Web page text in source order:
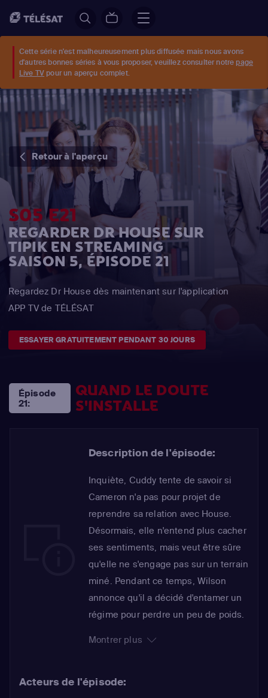
Cette série n'est malheureusement plus diffusée mais nous avons
d'autres bonnes séries à vous proposer, veuillez consulter notre page
Live TV pour un aperçu complet.
Retour à l'aperçu
S05 E21
REGARDER DR HOUSE SUR
TIPIK EN STREAMING
SAISON 5, ÉPISODE 21
Regardez Dr House dès maintenant sur l'application
APP TV de TÉLÉSAT
ESSAYER GRATUITEMENT PENDANT 30 JOURS
Épisode
21:
QUAND LE DOUTE
S'INSTALLE
Description de l'épisode:
Inquiète, Cuddy tente de savoir si
Cameron n'a pas pour projet de
reprendre sa relation avec House.
Désormais, elle n'entend plus cacher
ses sentiments, mais veut être sûre
qu'elle ne s'engage pas sur un terrain
miné. Pendant ce temps, Wilson
annonce qu'il a décidé d'entamer un
régime pour perdre un peu de poids.
reporter ses vacances avec Chase.
militant écologiste, qui a perdu
Montrer plus
Acteurs de l'épisode: